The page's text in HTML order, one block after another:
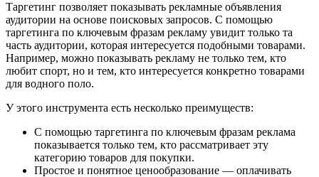
Таргетинг позволяет показывать рекламные объявления
аудитории на основе поисковых запросов. С помощью
таргетинга по ключевым фразам рекламу увидит только та
часть аудитории, которая интересуется подобными товарами.
Например, можно показывать рекламу не только тем, кто
любит спорт, но и тем, кто интересуется конкретно товарами
для водного поло.
У этого инструмента есть несколько преимуществ:
С помощью таргетинга по ключевым фразам реклама
показывается только тем, кто рассматривает эту
категорию товаров для покупки.
Простое и понятное ценообразование — оплачивать